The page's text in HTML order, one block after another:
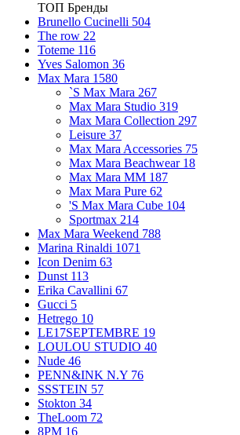
ТОП Бренды
Brunello Cucinelli 504
The row 22
Toteme 116
Yves Salomon 36
Max Mara 1580
`S Max Mara 267
Max Mara Studio 319
Max Mara Collection 297
Leisure 37
Max Mara Accessories 75
Max Mara Beachwear 18
Max Mara MM 187
Max Mara Pure 62
'S Max Mara Cube 104
Sportmax 214
Max Mara Weekend 788
Marina Rinaldi 1071
Icon Denim 63
Dunst 113
Erika Cavallini 67
Gucci 5
Hetrego 10
LE17SEPTEMBRE 19
LOULOU STUDIO 40
Nude 46
PENN&INK N.Y 76
SSSTEIN 57
Stokton 34
TheLoom 72
8PM 16